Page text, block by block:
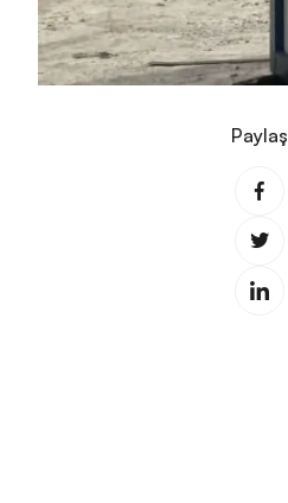
Paylaş